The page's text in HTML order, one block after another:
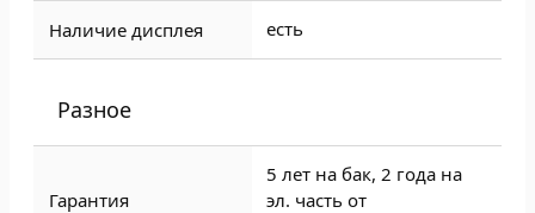
Наличие дисплея есть
Разное
Гарантия
5 лет на бак, 2 года на
эл. часть от